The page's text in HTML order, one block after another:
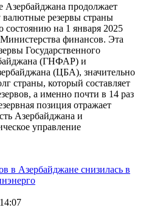
продолжает
валютные резервы страны
состоянию на 1 января 2025
финансов. Эта
Государственного
(ГНФАР) и
(ЦБА), значительно
страны, который составляет
а именно почти в 14 раз
позиция отражает
Азербайджана и
управление